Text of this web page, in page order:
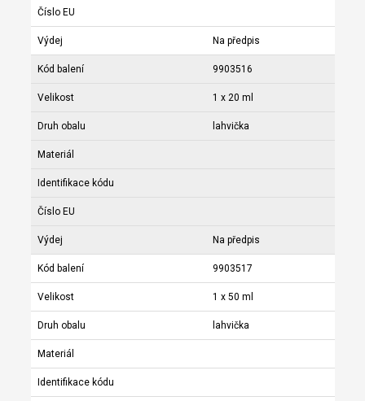
Číslo EU
Výdej Na předpis
Kód balení 9903516
Velikost 1 x 20 ml
Druh obalu lahvička
Materiál
Identifikace kódu
Číslo EU
Výdej Na předpis
Kód balení 9903517
Velikost 1 x 50 ml
Druh obalu lahvička
Materiál
Identifikace kódu